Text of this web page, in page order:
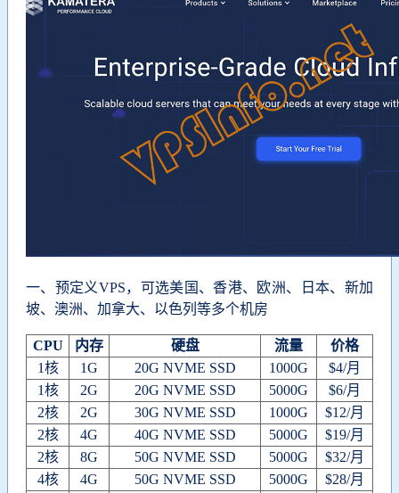
一、预定义VPS，可选美国、香港、欧洲、日本、新加
坡、澳洲、加拿大、以色列等多个机房
CPU 内存 硬盘 流量
价格
1核
1G 20G NVME SSD 1000G
$4/月
1核
2G 20G NVME SSD 5000G
$6/月
2核
2G 30G NVME SSD 1000G
$12/月
2核
4G 40G NVME SSD 5000G
$19/月
2核
8G 50G NVME SSD 5000G
$32/月
4核
4G 50G NVME SSD 5000G
$28/月